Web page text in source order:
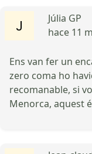
Júlia GP
hace 11
Ens van fer un
zero coma ho
recomanable, si
Menorca, aquest